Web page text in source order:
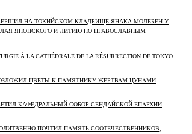
НА ТОКИЙСКОМ КЛАДБИЩЕ ЯНАКА МОЛЕБЕН У
ЯПОНСКОГО И ЛИТИЮ ПО ПРАВОСЛАВНЫМ
À LA CATHÉDRALE DE LA RÉSURRECTION DE TOKYO
ЦВЕТЫ К ПАМЯТНИКУ ЖЕРТВАМ ЦУНАМИ
КАФЕДРАЛЬНЫЙ СОБОР СЕНДАЙСКОЙ ЕПАРХИИ
ПОЧТИЛ ПАМЯТЬ СООТЕЧЕСТВЕННИКОВ,